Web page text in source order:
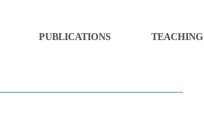
PUBLICATIONS TEACHING